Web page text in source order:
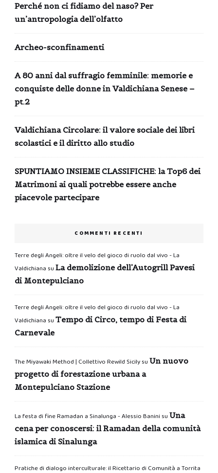
Perché non ci fidiamo del naso? Per
un’antropologia dell’olfatto
Archeo-sconfinamenti
A 80 anni dal suffragio femminile: memorie e
conquiste delle donne in Valdichiana Senese –
pt.2
Valdichiana Circolare: il valore sociale dei libri
scolastici e il diritto allo studio
SPUNTIAMO INSIEME CLASSIFICHE: la Top6 dei
Matrimoni ai quali potrebbe essere anche
piacevole partecipare
COMMENTI RECENTI
Terre degli Angeli: oltre il velo del gioco di ruolo dal vivo - La
Valdichiana su La demolizione dell’Autogrill Pavesi
di Montepulciano
Terre degli Angeli: oltre il velo del gioco di ruolo dal vivo - La
Valdichiana su Tempo di Circo, tempo di Festa di
Carnevale
The Miyawaki Method | Collettivo Rewild Sicilysu Un nuovo
progetto di forestazione urbana a
Montepulciano Stazione
La festa di fine Ramadan a Sinalunga - Alessio Banini su Una
cena per conoscersi: il Ramadan della comunità
islamica di Sinalunga
Pratiche di dialogo interculturale: il Ricettario di Comunità a Torrita